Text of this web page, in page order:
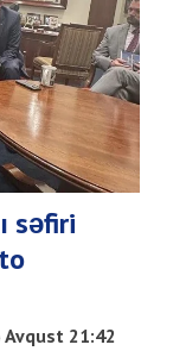
səfiri
Avqust 21:42